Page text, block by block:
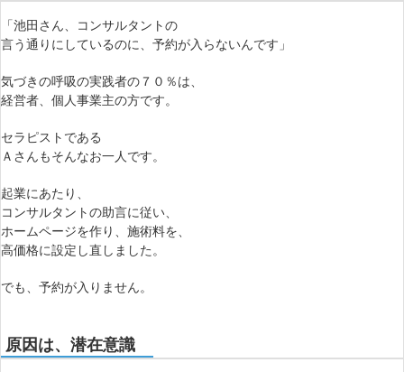
「池田さん、コンサルタントの
言う通りにしているのに、予約が入らないんです」
気づきの呼吸の実践者の７０％は、
経営者、個人事業主の方です。
セラピストである
Ａさんもそんなお一人です。
起業にあたり、
コンサルタントの助言に従い、
ホームページを作り、施術料を、
高価格に設定し直しました。
でも、予約が入りません。
原因は、潜在意識